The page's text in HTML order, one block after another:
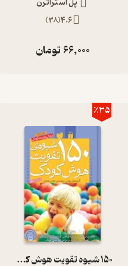
که از راز دوازده‌وجهی
داریم، از بسیاری از
که به دست ما رسیده‌اند،
می‌شود که وقتی فیثاغورث
کرد. گیاه‌خواران پر و پا قرص
پل استراترن
4.6
(
38
)
66,000تومان
٪35
150 شیوه تقویت هوش کودک